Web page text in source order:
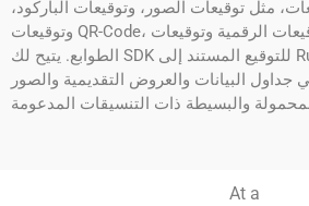
مثل توقيعات الصور، وتوقيعات الباركود،
وتوقيعات QR-Code، والتوقيعات النصية، والتوقيعات الرقمية وتوقيعات
الطوابع. يتيح لك SDK للتوقيع المستند إلى Ruby القابل للتخصيص
جداول البيانات والعروض التقديمية والصور
At a